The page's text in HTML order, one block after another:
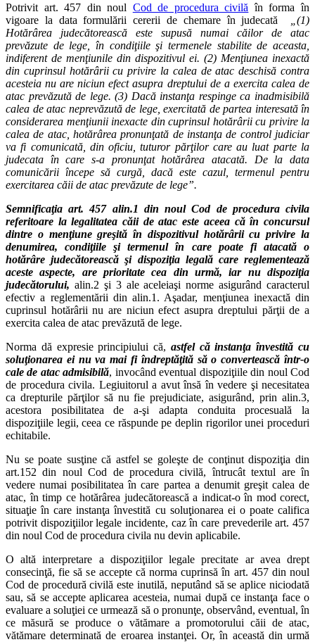
Potrivit art. 457 din noul Cod de procedura civilă în forma în
vigoare la data formulării cererii de chemare în judecată
„(1)
Hotărârea judecătorească este supusă numai căilor de atac
prevăzute de lege, în condiţiile şi termenele stabilite de aceasta,
indiferent de menţiunile din dispozitivul ei. (2) Menţiunea inexactă
din cuprinsul hotărârii cu privire la calea de atac deschisă contra
acesteia nu are niciun efect asupra dreptului de a exercita calea de
atac prevăzută de lege. (3) Dacă instanţa respinge ca inadmisibilă
calea de atac neprevăzută de lege, exercitată de partea interesată în
considerarea menţiunii inexacte din cuprinsul hotărârii cu privire la
calea de atac, hotărârea pronunţată de instanţa de control judiciar
va fi comunicată, din oficiu, tuturor părţilor care au luat parte la
judecata în care s-a pronunţat hotărârea atacată. De la data
comunicării începe să curgă, dacă este cazul, termenul pentru
exercitarea căii de atac prevăzute de lege”.
Semnificaţia art. 457 alin.1 din noul Cod de procedura civila
referitoare la legalitatea căii de atac este aceea că în concursul
dintre o menţiune greşită în dispozitivul hotărârii cu privire la
denumirea, condiţiile şi termenul în care poate fi atacată o
hotărâre judecătorească şi dispoziţia legală care reglementează
aceste aspecte, are prioritate cea din urmă, iar nu dispoziţia
judecătorului, alin.2 şi 3 ale aceleiaşi norme asigurând caracterul
efectiv a reglementării din alin.1. Aşadar, menţiunea inexactă din
cuprinsul hotărârii nu are niciun efect asupra dreptului părţii de a
exercita calea de atac prevăzută de lege.
Norma dă expresie principiului că, astfel că instanţa învestită cu
soluţionarea ei nu va mai fi îndreptăţită să o convertească într-o
cale de atac admisibilă, invocând eventual dispoziţiile din noul Cod
de procedura civila. Legiuitorul a avut însă în vedere şi necesitatea
ca drepturile părţilor să nu fie prejudiciate, asigurând, prin alin.3,
acestora posibilitatea de a-şi adapta conduita procesuală la
dispoziţiile legii, ceea ce răspunde pe deplin rigorilor unei proceduri
echitabile.
Nu se poate susţine că astfel se goleşte de conţinut dispoziţia din
art.152 din noul Cod de procedura civilă, întrucât textul are în
vedere numai posibilitatea în care partea a denumit greşit calea de
atac, în timp ce hotărârea judecătorească a indicat-o în mod corect,
situaţie în care instanţa învestită cu soluţionarea ei o poate califica
potrivit dispoziţiilor legale incidente, caz în care prevederile art. 457
din noul Cod de procedura civila nu devin aplicabile.
O altă interpretare a dispoziţiilor legale precitate ar avea drept
consecinţă, fie să se accepte că norma cuprinsă în art. 457 din noul
Cod de procedură civilă este inutilă, neputând să se aplice niciodată
sau, să se accepte aplicarea acesteia, numai după ce instanţa face o
evaluare a soluţiei ce urmează să o pronunţe, observând, eventual, în
ce măsură se produce o vătămare a promotorului căii de atac,
vătămare determinată de eroarea instanţei. Or, în această din urmă